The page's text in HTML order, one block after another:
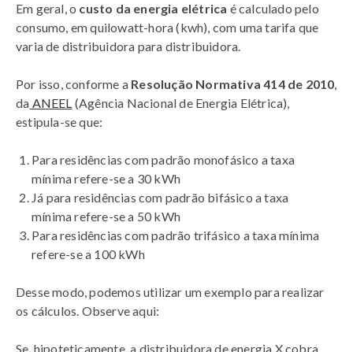
Em geral, o custo da energia elétrica é calculado pelo
consumo, em quilowatt-hora (kwh), com uma tarifa que
varia de distribuidora para distribuidora.
Por isso, conforme a Resolução Normativa 414 de 2010,
da ANEEL (Agência Nacional de Energia Elétrica),
estipula-se que:
Para residências com padrão monofásico a taxa
mínima refere-se a 30 kWh
Já para residências com padrão bifásico a taxa
mínima refere-se a 50 kWh
Para residências com padrão trifásico a taxa mínima
refere-se a 100 kWh
Desse modo, podemos utilizar um exemplo para realizar
os cálculos. Observe aqui:
Se, hipoteticamente, a distribuidora de energia X cobra